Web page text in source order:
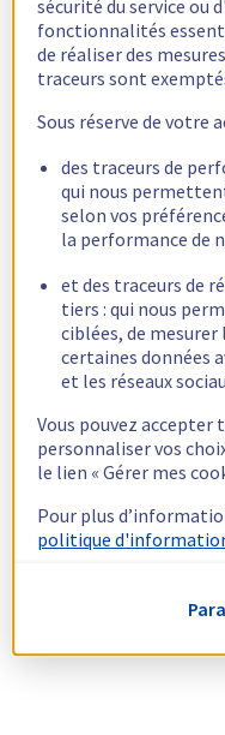
sécurité du service ou
fonctionnalités
de réaliser des
traceurs sont
Sous réserve de votre
des traceurs de
qui nous
selon vos
la performance de
et des traceurs de
tiers : qui nous
ciblées, de
certaines données
et les réseaux
Vous pouvez accepter
personnaliser vos
le lien « Gérer mes
Pour plus
politique